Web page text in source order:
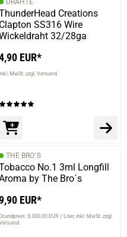
probiert. Schmeckt
probiert. Schmeckt
DRÄHTE
Creations
Clapton SS316 Wire
32/28ga
EUR*
MwSt. zzgl. Versand
THE BRO´S
No.1 3ml Longfill
by The Bro´s
EUR*
3.300,00 EUR / Liter inkl. MwSt. zzgl.